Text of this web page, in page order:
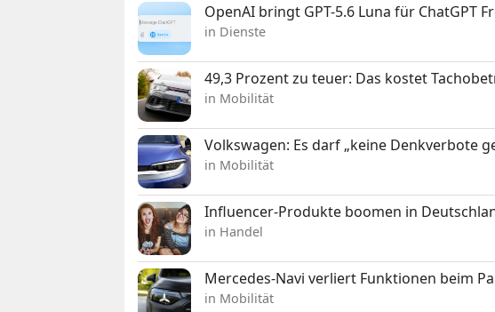
OpenAI bringt GPT-5.6 Luna für ChatGPT
in Dienste
49,3 Prozent zu teuer: Das kostet
in Mobilität
Volkswagen: Es darf „keine Denkverbote
in Mobilität
Influencer-Produkte boomen in
in Handel
Mercedes-Navi verliert Funktionen beim
in Mobilität